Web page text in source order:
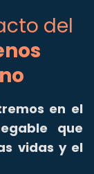
del
en el
que
vidas y el